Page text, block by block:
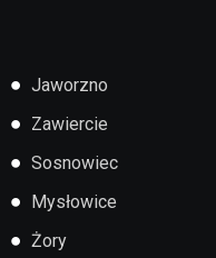
● Jaworzno
● Zawiercie
● Sosnowiec
● Mysłowice
● Żory